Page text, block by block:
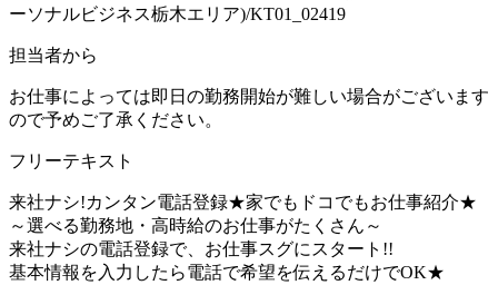
ーソナルビジネス栃木エリア)/KT01_02419
担当者から
お仕事によっては即日の勤務開始が難しい場合がございます
ので予めご了承ください。
フリーテキスト
来社ナシ!カンタン電話登録★家でもドコでもお仕事紹介★
～選べる勤務地・高時給のお仕事がたくさん～
来社ナシの電話登録で、お仕事スグにスタート!!
基本情報を入力したら電話で希望を伝えるだけでOK★